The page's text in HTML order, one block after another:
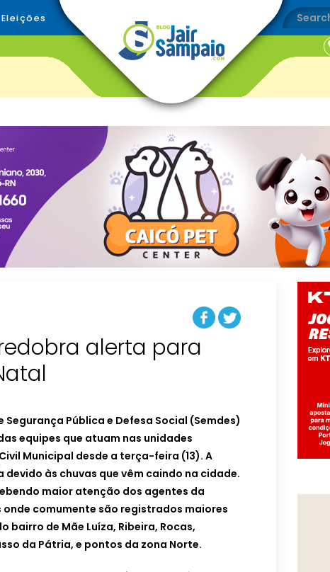
Eleições
alerta para
Pública e Defesa Social (Semdes)
equipes que atuam nas unidades
Municipal desde a terça-feira (13). A
devido às chuvas que vêm caindo na cidade.
maior atenção dos agentes da
onde comumente são registrados maiores
bairro de Mãe Luíza, Ribeira, Rocas,
da Pátria, e pontos da zona Norte.